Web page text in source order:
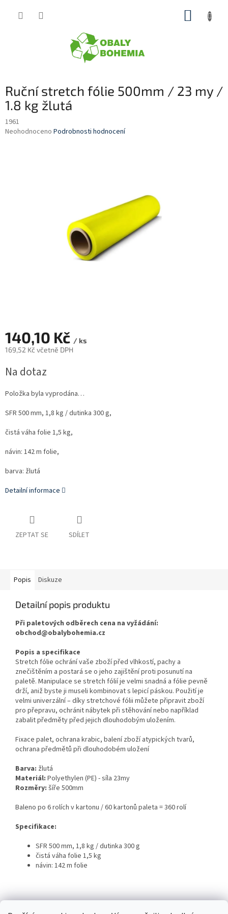
Ruční stretch fólie 500mm / 23 my /
1.8 kg žlutá
1961
Průměrné
Neohodnoceno Podrobnosti hodnocení
140,10 Kč / ks
169,52 Kč včetně DPH
cena:
Na dotaz
Položka byla vyprodána…
SFR 500 mm, 1,8 kg / dutinka 300 g,
čistá váha folie 1,5 kg,
návin: 142 m folie,
barva: žlutá
Detailní informace
ZEPTAT SE SDÍLET
Popis Diskuze
Detailní popis produktu
Při paletových odběrech cena na vyžádání:
obchod@obalybohemia.cz
Popis a specifikace
Stretch fólie ochrání vaše zboží před vlhkostí, pachy a
znečištěním a postará se o jeho zajištění proti posunutí na
paletě. Manipulace se stretch fólií je velmi snadná a fólie pevně
drží, aniž byste ji museli kombinovat s lepicí páskou. Použití je
velmi univerzální – díky stretchové fólii můžete připravit zboží
pro přepravu, ochránit nábytek při stěhování nebo například
zabalit předměty před jejich dlouhodobým uložením.
Fixace palet, ochrana krabic, balení zboží atypických tvarů,
ochrana předmětů při dlouhodobém uložení
Barva: žlutá
Materiál: Polyethylen (PE) - síla 23my
Rozměry: šíře 500mm
Baleno po 6 rolích v kartonu / 60 kartonů paleta = 360 rolí
Specifikace:
SFR 500 mm, 1,8 kg / dutinka 300 g
čistá váha folie 1,5 kg
návin: 142 m folie
Z